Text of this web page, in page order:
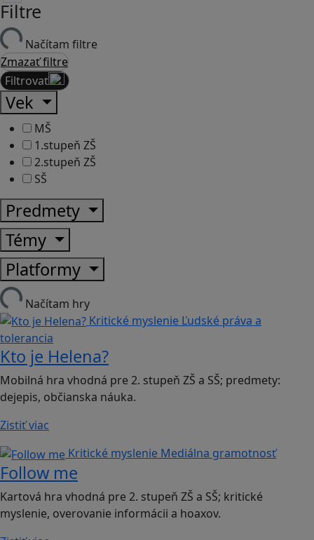
Filtre
Načítam filtre
Zmazať filtre
Filtrovať
Vek
MŠ
1.stupeň ZŠ
2.stupeň ZŠ
SŠ
Predmety
Témy
Platformy
Načítam hry
Kritické myslenie Ľudské práva a
tolerancia
Kto je Helena?
Mobilná hra vhodná pre 2. stupeň ZŠ a SŠ; predmety:
dejepis, občianska náuka.
Zistiť viac
Kritické myslenie Mediálna gramotnosť
Follow me
Kartová hra vhodná pre 2. stupeň ZŠ a SŠ; kritické
myslenie, overovanie informácii a hoaxov.